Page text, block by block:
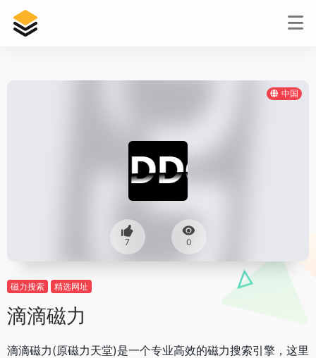
中国
7 0
磁力搜索 精选网址
滴滴磁力
滴滴磁力(原磁力天堂)是一个专业高效的磁力搜索引擎，这里